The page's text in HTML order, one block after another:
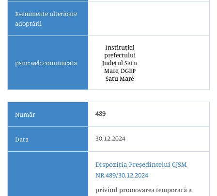
Evenimente ulterioare
adoptării
psm::web.comunicata
Instituției
prefectului
Județul Satu
Mare, DGEP
Satu Mare
Număr 489
Data 30.12.2024
Dispoziția Președintelui CJSM
NR.489/30.12.2024
privind promovarea temporară a